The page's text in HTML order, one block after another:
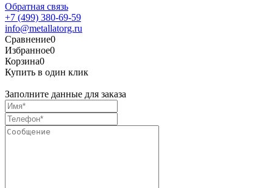
Обратная связь
+7 (499) 380-69-59
info@metallatorg.ru
Сравнение0
Избранное0
Корзина0
Купить в один клик
Заполните данные для заказа